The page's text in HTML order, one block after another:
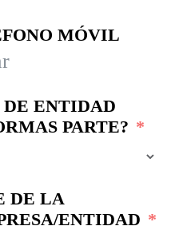
MÓVIL
DE ENTIDAD
PARTE?
DE LA
ENTIDAD